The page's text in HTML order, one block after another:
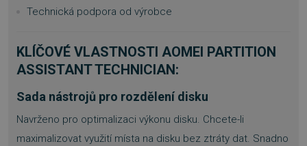
Technická podpora od výrobce
KLÍČOVÉ VLASTNOSTI AOMEI PARTITION
ASSISTANT TECHNICIAN :
Sada nástrojů pro rozdělení disku
Navrženo pro optimalizaci výkonu disku. Chcete-li
maximalizovat využití místa na disku bez ztráty dat. Snadno